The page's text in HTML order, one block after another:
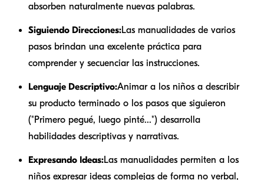
absorben naturalmente nuevas palabras.
Siguiendo Direcciones:Las manualidades de varios
pasos brindan una excelente práctica para
comprender y secuenciar las instrucciones.
Lenguaje Descriptivo:Animar a los niños a describir
su producto terminado o los pasos que siguieron
("Primero pegué, luego pinté...") desarrolla
habilidades descriptivas y narrativas.
Expresando Ideas:Las manualidades permiten a los
niños expresar ideas complejas de forma no verbal,